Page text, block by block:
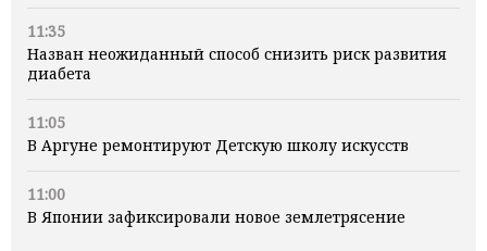
11:35
Назван неожиданный способ снизить риск развития
диабета
11:05
В Аргуне ремонтируют Детскую школу искусств
11:00
В Японии зафиксировали новое землетрясение